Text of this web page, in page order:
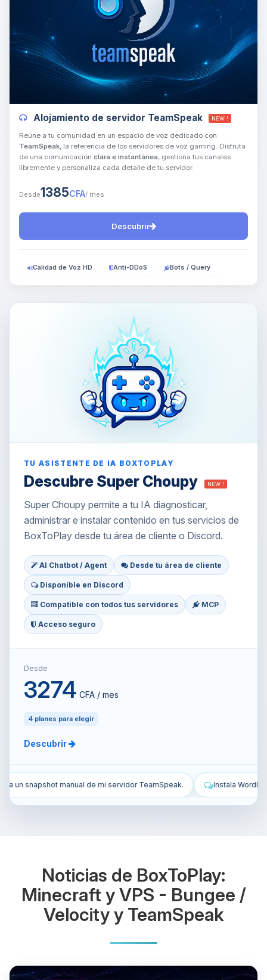
Alojamiento de servidor TeamSpeak NEW !
Reúne a tu comunidad en un espacio de voz dedicado con
TeamSpeak, la referencia de los servidores de voz gaming. Disfruta
de una comunicación clara e instantánea, gestiona tus canales
libremente y personaliza cada detalle de tu servidor.
Desde1385CFA/ mes
Descubrir
Calidad de Voz HD Anti-DDoS Bots / Query
TU ASISTENTE DE IA BOXTOPLAY
Descubre Super Choupy NEW !
Super Choupy permite a tu IA diagnosticar,
administrar e instalar contenido en tus servicios de
BoxToPlay desde tu área de cliente o Discord.
AI Chatbot / Agent Desde tu área de cliente
Disponible en Discord
Compatible con todos tus servidores MCP
Acceso seguro
Desde
3274 CFA / mes
4 planes para elegir
Descubrir
Instala WordPress en mi VPS y configúralo. Protege
Noticias de BoxToPlay:
Minecraft y VPS - Bungee /
Velocity y TeamSpeak
Yupi, por fin alguien con quien
hablar! Soy Choupy, tu pequeno
que necesitas y moveré mis
pequenos circuitos para ayudarte.